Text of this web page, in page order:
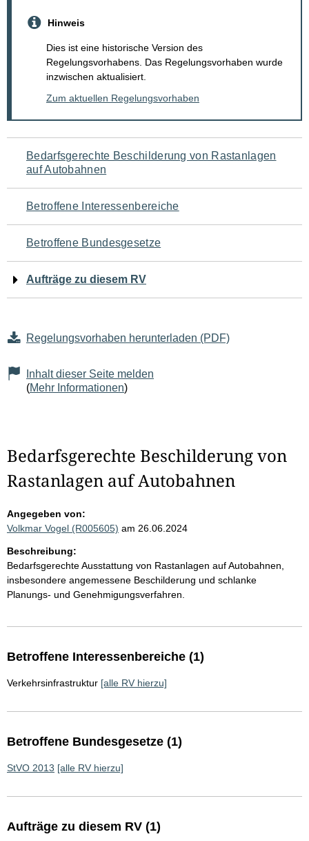
Hinweis
Dies ist eine historische Version des
Regelungsvorhabens. Das Regelungsvorhaben wurde
inzwischen aktualisiert.
Zum aktuellen Regelungsvorhaben
Navigation
für
den
Seiteninhalt
Bedarfsgerechte Beschilderung von Rastanlagen
auf Autobahnen
Betroffene Interessenbereiche
Betroffene Bundesgesetze
Aufträge zu diesem RV
Regelungsvorhaben herunterladen (PDF)
Inhalt dieser Seite melden
(Mehr Informationen)
Bedarfsgerechte Beschilderung von
Rastanlagen auf Autobahnen
Angegeben von:
Volkmar Vogel (R005605) am 26.06.2024
Beschreibung:
Bedarfsgerechte Ausstattung von Rastanlagen auf Autobahnen,
insbesondere angemessene Beschilderung und schlanke
Planungs- und Genehmigungsverfahren.
Betroffene Interessenbereiche (1)
Verkehrsinfrastruktur [alle RV hierzu]
Betroffene Bundesgesetze (1)
StVO 2013 [alle RV hierzu]
Aufträge zu diesem RV (1)